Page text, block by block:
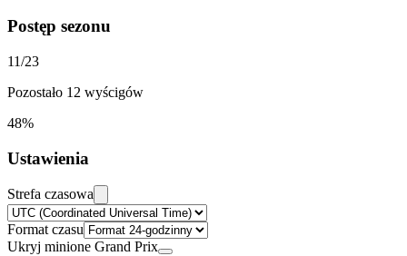
Postęp sezonu
11/23
Pozostało 12 wyścigów
48%
Ustawienia
Strefa czasowa
Format czasu
Ukryj minione Grand Prix